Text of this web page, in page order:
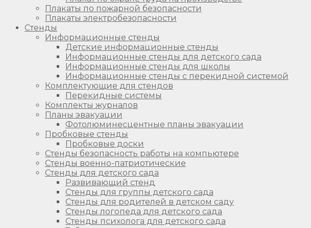
Плакаты по пожарной безопасности
Плакаты электробезопасности
Стенды
Информационные стенды
Детские информационные стенды
Информационные стенды для детского сада
Информационные стенды для школы
Информационные стенды с перекидной системой
Комплектующие для стендов
Перекидные системы
Комплекты журналов
Планы эвакуации
Фотолюминесцентные планы эвакуации
Пробковые стенды
Пробковые доски
Стенды безопасность работы на компьютере
Стенды военно-патриотические
Стенды для детского сада
Развивающий стенд
Стенды для группы детского сада
Стенды для родителей в детском саду
Стенды логопеда для детского сада
Стенды психолога для детского сада